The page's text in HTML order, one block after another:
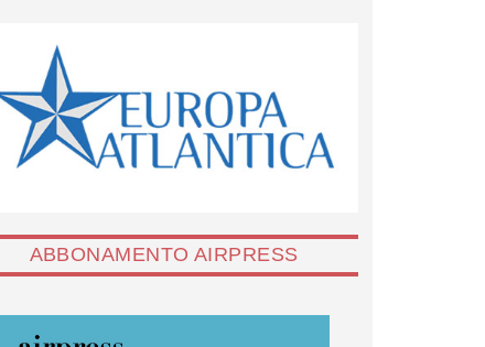
ABBONAMENTO AIRPRESS